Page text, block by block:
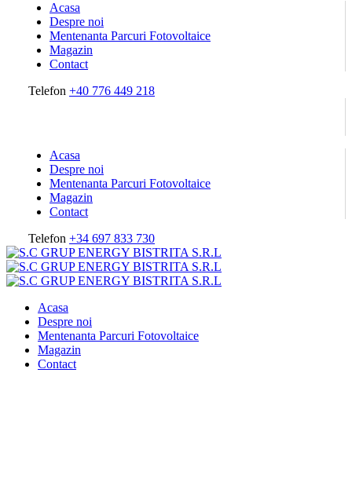
Acasa
Despre noi
Mentenanta Parcuri Fotovoltaice
Magazin
Contact
Telefon +40 776 449 218
Acasa
Despre noi
Mentenanta Parcuri Fotovoltaice
Magazin
Contact
Telefon +34 697 833 730
Acasa
Despre noi
Mentenanta Parcuri Fotovoltaice
Magazin
Contact